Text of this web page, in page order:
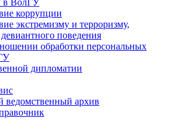
в ВолГУ
коррупции
экстремизму и терроризму,
поведения
обработки персональных
дипломатии
ведомственный архив